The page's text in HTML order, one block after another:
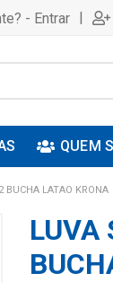
- Entrar |
QUEM
BUCHA LATAO KRONA
LUVA